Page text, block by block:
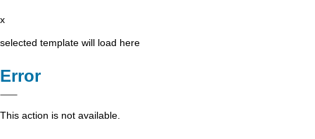
x
selected template will load here
Error
This action is not available.